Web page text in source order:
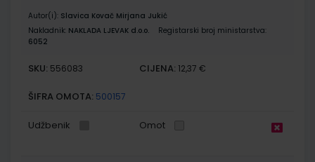
Autor(i): Slavica Kovač Mirjana Jukić
Nakladnik: NAKLADA LJEVAK d.o.o.
Registarski broj ministarstva:
6052
SKU: 556083 CIJENA: 12,37 €
ŠIFRA OMOTA: 500157
Udžbenik Omot